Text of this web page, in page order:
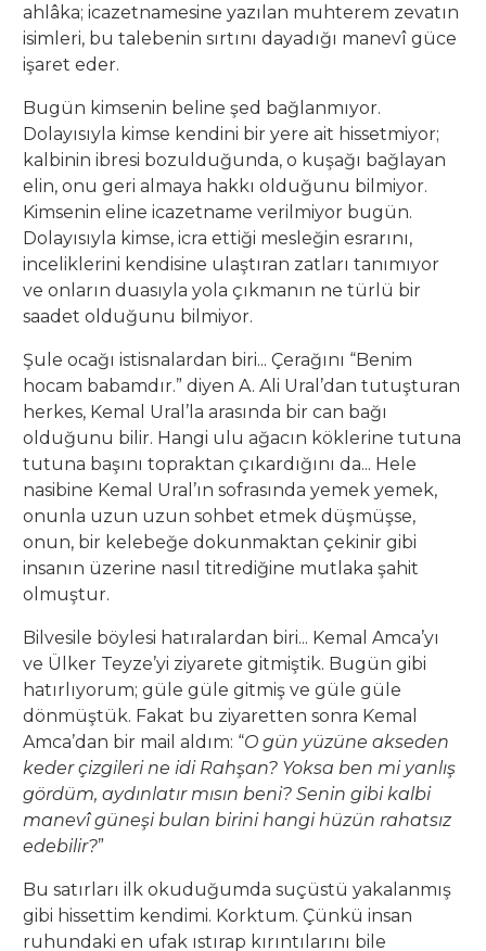
ahlâka; icazetnamesine yazılan muhterem zevatın
isimleri, bu talebenin sırtını dayadığı manevî güce
işaret eder.
Bugün kimsenin beline şed bağlanmıyor.
Dolayısıyla kimse kendini bir yere ait hissetmiyor;
kalbinin ibresi bozulduğunda, o kuşağı bağlayan
elin, onu geri almaya hakkı olduğunu bilmiyor.
Kimsenin eline icazetname verilmiyor bugün.
Dolayısıyla kimse, icra ettiği mesleğin esrarını,
inceliklerini kendisine ulaştıran zatları tanımıyor
ve onların duasıyla yola çıkmanın ne türlü bir
saadet olduğunu bilmiyor.
Şule ocağı istisnalardan biri... Çerağını “Benim
hocam babamdır.” diyen A. Ali Ural’dan tutuşturan
herkes, Kemal Ural’la arasında bir can bağı
olduğunu bilir. Hangi ulu ağacın köklerine tutuna
tutuna başını topraktan çıkardığını da... Hele
nasibine Kemal Ural’ın sofrasında yemek yemek,
onunla uzun uzun sohbet etmek düşmüşse,
onun, bir kelebeğe dokunmaktan çekinir gibi
insanın üzerine nasıl titrediğine mutlaka şahit
olmuştur.
Bilvesile böylesi hatıralardan biri... Kemal Amca’yı
ve Ülker Teyze’yi ziyarete gitmiştik. Bugün gibi
hatırlıyorum; güle güle gitmiş ve güle güle
dönmüştük. Fakat bu ziyaretten sonra Kemal
Amca’dan bir mail aldım: “O gün yüzüne akseden
keder çizgileri ne idi Rahşan? Yoksa ben mi yanlış
gördüm, aydınlatır mısın beni? Senin gibi kalbi
manevî güneşi bulan birini hangi hüzün rahatsız
edebilir?”
Bu satırları ilk okuduğumda suçüstü yakalanmış
gibi hissettim kendimi. Korktum. Çünkü insan
ruhundaki en ufak ıstırap kırıntılarını bile